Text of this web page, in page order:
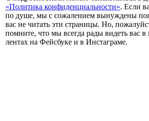
«Политика конфиденциальности». Если
по душе, мы с сожалением вынуждены
вас не читать эти страницы. Но,
помните, что мы всегда рады видеть вас
лентах на Фейсбуке и в Инстаграме.